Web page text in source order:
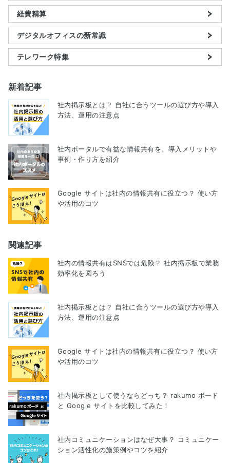
経費精算
デジタルオフィスの新常識
テレワーク特集
新着記事
社内掲示板とは？ 自社に合うツールの選び方や導入
方法、運用の注意点
社内ポータルで有益な情報共有を。導入メリットや
事例・作り方を紹介
Google サイトは社内の情報共有に役立つ？ 使い方
や活用のコツ
関連記事
社内の情報共有はSNSでは危険？ 社内掲示板で業務
効率化を図ろう
社内掲示板とは？ 自社に合うツールの選び方や導入
方法、運用の注意点
Google サイトは社内の情報共有に役立つ？ 使い方
や活用のコツ
社内掲示板として使うならどっち？ rakumo ボード
と Google サイトを比較してみた！
社内コミュニケーションはなぜ大事？ コミュニケー
ション活性化の施策例やコツを紹介